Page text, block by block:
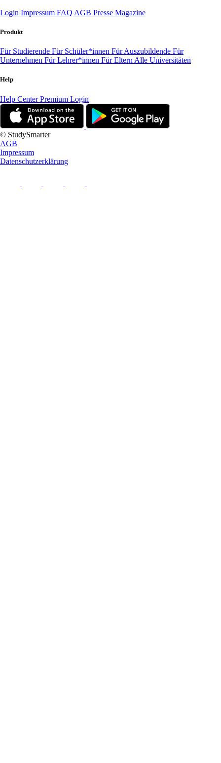
Login Impressum FAQ AGB Presse Magazine
Produkt
Für Studierende Für Schüler*innen Für Auszubildende Für
Unternehmen Für Lehrer*innen Für Eltern Alle Universitäten
Help
Help CenterPremium Login
© StudySmarter
AGB
Impressum
Datenschutzerklärung